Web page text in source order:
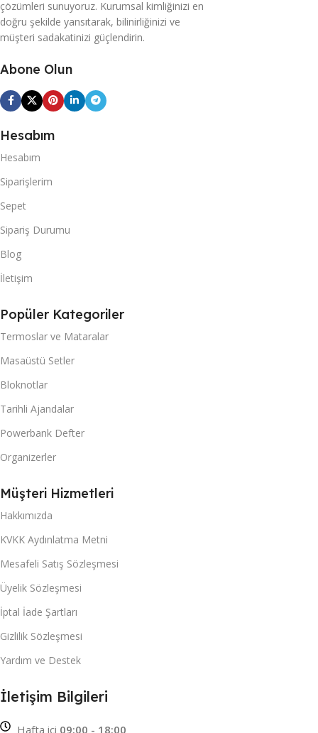
çözümleri sunuyoruz. Kurumsal kimliğinizi en
doğru şekilde yansıtarak, bilinirliğinizi ve
müşteri sadakatinizi güçlendirin.
Abone Olun
Hesabım
Hesabım
Siparişlerim
Sepet
Sipariş Durumu
Blog
İletişim
Popüler Kategoriler
Termoslar ve Mataralar
Masaüstü Setler
Bloknotlar
Tarihli Ajandalar
Powerbank Defter
Organizerler
Müşteri Hizmetleri
Hakkımızda
KVKK Aydınlatma Metni
Mesafeli Satış Sözleşmesi
Üyelik Sözleşmesi
İptal İade Şartları
Gizlilik Sözleşmesi
Yardım ve Destek
İletişim Bilgileri
Hafta içi 09:00 - 18:00